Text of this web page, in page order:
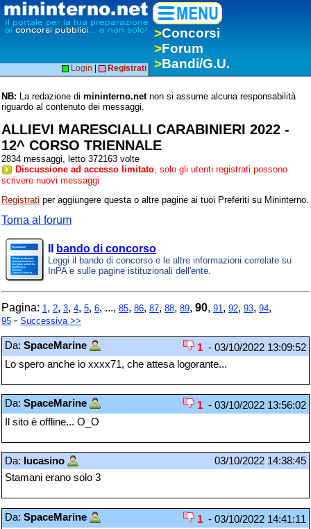
>Concorsi
>Forum
>Bandi/G.U.
Login Registrati
NB: La redazione di mininterno.netnon si assume alcuna responsabilità
riguardo al contenuto dei messaggi.
ALLIEVI MARESCIALLI CARABINIERI 2022 -
12^ CORSO TRIENNALE
2834 messaggi, letto 372163 volte
Discussione ad accesso limitato , solo gli utenti registrati possono
scrivere nuovi messaggi
Registrati per aggiungere questa o altre pagine ai tuoi Preferiti su Mininterno.
Torna al forum
bando di concorso
Leggi il bando di concorso e le altre informazioni correlate su
InPA e sulle pagine istituzionali dell'ente.
Pagina: 1, 2, 3, 4, 5, 6, ..., 85, 86, 87, 88, 89, 90, 91, 92, 93, 94,
95 - Successiva >>
Da: SpaceMarine 1 - 03/10/2022 13:09:52
Lo spero anche io xxxx71, che attesa logorante...
Da: SpaceMarine 1 - 03/10/2022 13:56:02
Il sito è offline... O_O
Da: lucasino
03/10/2022 14:38:45
Stamani erano solo 3
Da: SpaceMarine 1 - 03/10/2022 14:41:11